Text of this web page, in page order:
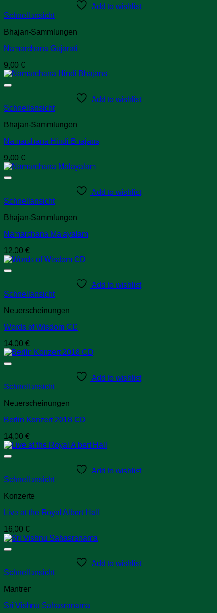
Add to wishlist
Schnellansicht
Bhajan-Sammlungen
Namarchana Gujarati
9,00 €
Add to wishlist
Schnellansicht
Bhajan-Sammlungen
Namarchana Hindi Bhajans
9,00 €
Add to wishlist
Schnellansicht
Bhajan-Sammlungen
Namarchana Malayalam
12,00 €
Add to wishlist
Schnellansicht
Neuerscheinungen
Words of Wisdom CD
14,00 €
Add to wishlist
Schnellansicht
Neuerscheinungen
Berlin Konzert 2018 CD
14,00 €
Add to wishlist
Schnellansicht
Konzerte
Live at the Royal Albert Hall
16,00 €
Add to wishlist
Schnellansicht
Mantren
Sri Vishnu Sahasranama